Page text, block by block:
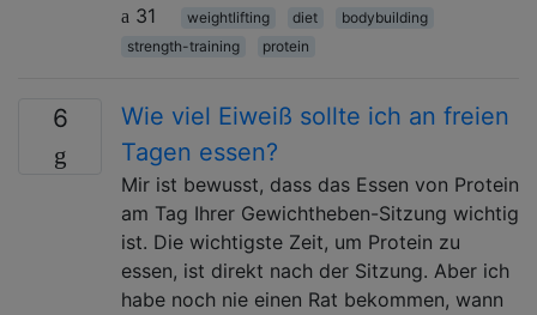
31
weightlifting diet
bodybuilding
strength-training
protein
6
Wie viel Eiweiß sollte ich an freien
Tagen essen?
Mir ist bewusst, dass das Essen von Protein
am Tag Ihrer Gewichtheben-Sitzung wichtig
ist. Die wichtigste Zeit, um Protein zu
essen, ist direkt nach der Sitzung. Aber ich
habe noch nie einen Rat bekommen, wann